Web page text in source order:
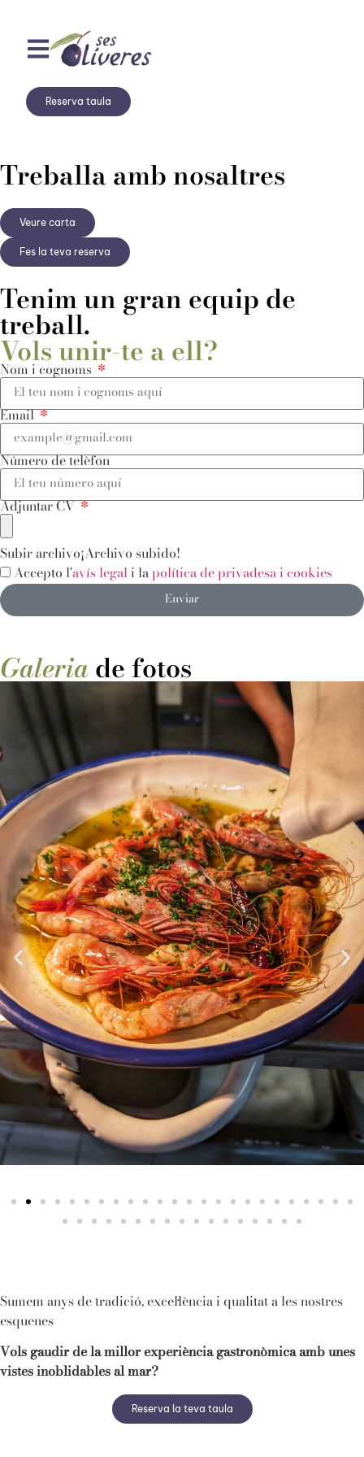
Reserva taula
Treballa amb nosaltres
Veure carta
Fes la teva reserva
Tenim un gran equip de
treball.
Vols unir-te a ell?
Nom i cognoms
Email
Número de telèfon
Adjuntar CV
Subir archivo¡Archivo subido!
Accepto l'avís legal i la política de privadesa i cookies
Enviar
Galeriade fotos
Sumem anys de tradició, excel·lència i qualitat a les nostres
esquenes
Vols gaudir de la millor experiència gastronòmica amb unes
vistes inoblidables al mar?
Reserva la teva taula